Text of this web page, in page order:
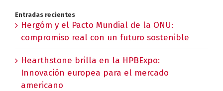
Entradas recientes
Hergóm y el Pacto Mundial de la ONU:
compromiso real con un futuro sostenible
Hearthstone brilla en la HPBExpo:
Innovación europea para el mercado
americano